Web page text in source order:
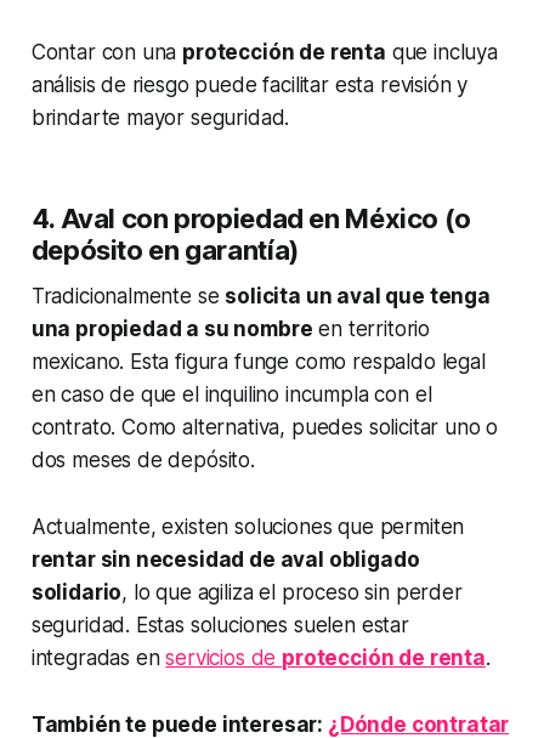
Contar con una protección de renta que incluya
análisis de riesgo puede facilitar esta revisión y
brindarte mayor seguridad.
4. Aval con propiedad en México (o
depósito en garantía)
Tradicionalmente se solicita un aval que tenga
una propiedad a su nombre en territorio
mexicano. Esta figura funge como respaldo legal
en caso de que el inquilino incumpla con el
contrato. Como alternativa, puedes solicitar uno o
dos meses de depósito.
Actualmente, existen soluciones que permiten
rentar sin necesidad de aval obligado
solidario, lo que agiliza el proceso sin perder
seguridad. Estas soluciones suelen estar
integradas enservicios de protección de renta.
También te puede interesar: ¿Dónde contratar